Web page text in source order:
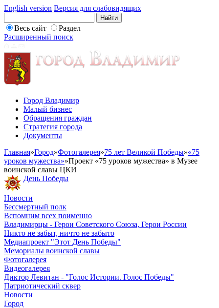
English version Версия для слабовидящих
Весь сайт
Раздел
Расширенный поиск
Город Владимир
Малый бизнес
Обращения граждан
Стратегия города
Документы
Главная»Город»Фотогалерея»75 лет Великой Победы»«75
уроков мужества»»Проект «75 уроков мужества» в Музее
воинской славы ЦКИ
День Победы
Новости
Бессмертный полк
Вспомним всех поименно
Владимирцы - Герои Советского Союза, Герои России
Никто не забыт, ничто не забыто
Медиапроект "Этот День Победы"
Мемориалы воинской славы
Фотогалерея
Видеогалерея
Диктор Левитан - "Голос Истории. Голос Победы"
Патриотический сквер
Новости
Город